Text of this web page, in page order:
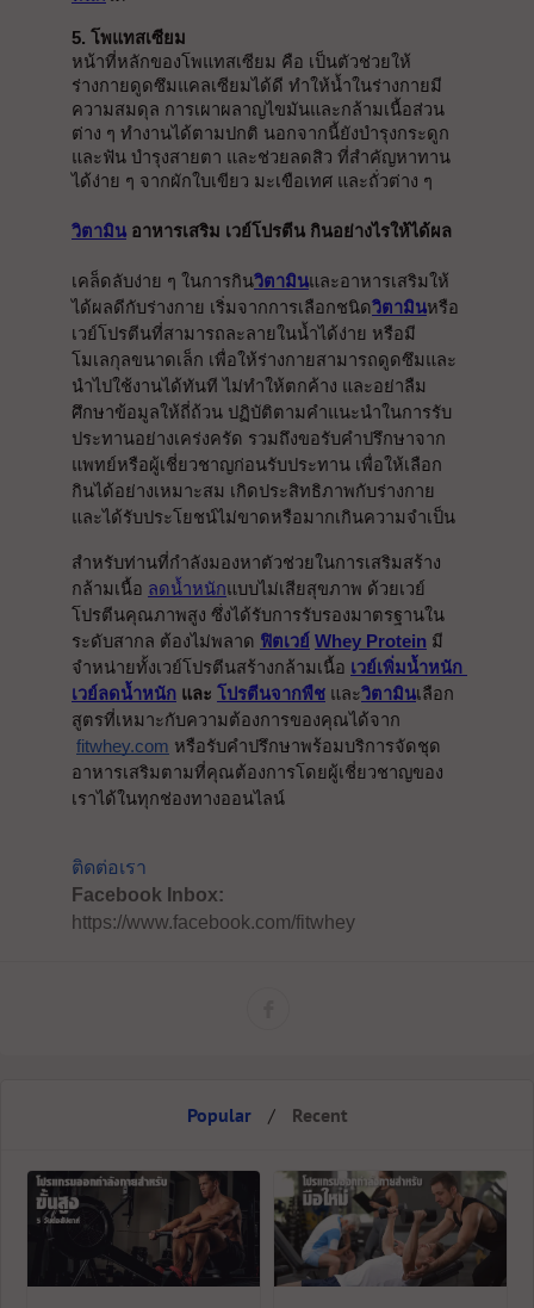
5. โพแทสเซียม
หน้าที่หลักของโพแทสเซียม คือ เป็นตัวช่วยให้
ร่างกายดูดซึมแคลเซียมได้ดี ทำให้น้ำในร่างกายมี
ความสมดุล การเผาผลาญไขมันและกล้ามเนื้อส่วน
ต่าง ๆ ทำงานได้ตามปกติ นอกจากนี้ยังบำรุงกระดูก
และฟัน บำรุงสายตา และช่วยลดสิว ที่สำคัญหาทาน
ได้ง่าย ๆ จากผักใบเขียว มะเขือเทศ และถั่วต่าง ๆ
วิตามิน อาหารเสริม เวย์โปรตีน กินอย่างไรให้ได้ผล
เคล็ดลับง่าย ๆ ในการกินวิตามินและอาหารเสริมให้
ได้ผลดีกับร่างกาย เริ่มจากการเลือกชนิดวิตามินหรือ
เวย์โปรตีนที่สามารถละลายในน้ำได้ง่าย หรือมี
โมเลกุลขนาดเล็ก เพื่อให้ร่างกายสามารถดูดซึมและ
นำไปใช้งานได้ทันที ไม่ทำให้ตกค้าง และอย่าลืม
ศึกษาข้อมูลให้ถี่ถ้วน ปฏิบัติตามคำแนะนำในการรับ
ประทานอย่างเคร่งครัด รวมถึงขอรับคำปรึกษาจาก
แพทย์หรือผู้เชี่ยวชาญก่อนรับประทาน เพื่อให้เลือก
กินได้อย่างเหมาะสม เกิดประสิทธิภาพกับร่างกาย
และได้รับประโยชน์ไม่ขาดหรือมากเกินความจำเป็น
สำหรับท่านที่กำลังมองหาตัวช่วยในการเสริมสร้าง
กล้ามเนื้อ ลดน้ำหนักแบบไม่เสียสุขภาพ ด้วยเวย์
โปรตีนคุณภาพสูง ซึ่งได้รับการรับรองมาตรฐานใน
ระดับสากล ต้องไม่พลาด ฟิตเวย์ Whey Protein มี
จำหน่ายทั้งเวย์โปรตีนสร้างกล้ามเนื้อ
เวย์ลดน้ำหนัก และ โปรตีนจากพืช และวิตามินเลือก
สูตรที่เหมาะกับความต้องการของคุณได้จาก
fitwhey.com หรือรับคำปรึกษาพร้อมบริการจัดชุด
อาหารเสริมตามที่คุณต้องการโดยผู้เชี่ยวชาญของ
เราได้ในทุกช่องทางออนไลน์
ติดต่อเรา
https://www.facebook.com/fitwhey
Popular / Recent